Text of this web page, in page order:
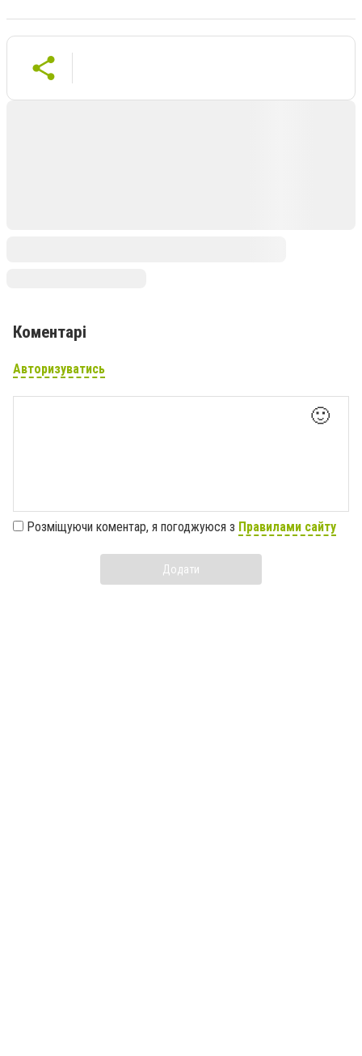
Коментарі
Авторизуватись
🙂
Розміщуючи коментар, я погоджуюся з Правилами сайту
Додати